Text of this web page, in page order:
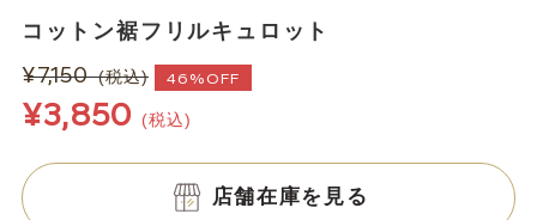
コットン裾フリルキュロット
¥7,150 (税込) 46%OFF
¥3,850 (税込)
店舗在庫を見る